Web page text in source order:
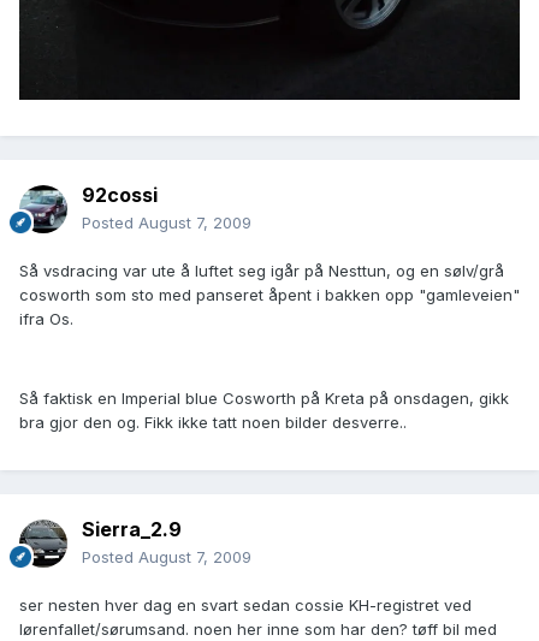
92cossi
Posted August 7, 2009
Så vsdracing var ute å luftet seg igår på Nesttun, og en sølv/grå
cosworth som sto med panseret åpent i bakken opp "gamleveien"
ifra Os.
Så faktisk en Imperial blue Cosworth på Kreta på onsdagen, gikk
bra gjor den og. Fikk ikke tatt noen bilder desverre..
Sierra_2.9
Posted August 7, 2009
ser nesten hver dag en svart sedan cossie KH-registret ved
lørenfallet/sørumsand. noen her inne som har den? tøff bil med